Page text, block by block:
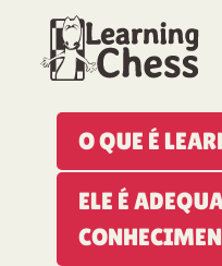
O QUE É
ELE É